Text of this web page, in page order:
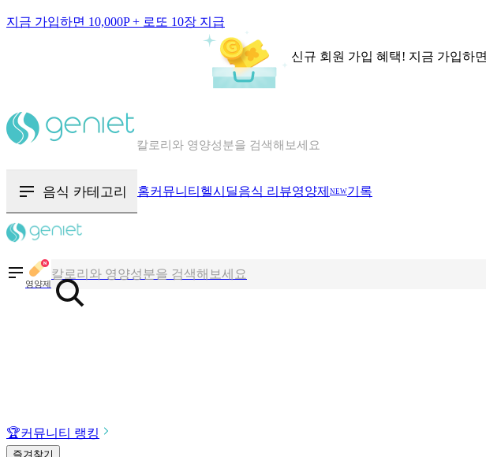
지금 가입하면 10,000P + 로또 10장 지급
신규 회원 가입 혜택! 지금 가입하면
칼로리와 영양성분을 검색해보세요
음식 카테고리 홈커뮤니티 헬시딜음식 리뷰영양제 NEW기록
영양제
칼로리와 영양성분을 검색해보세요
혈당 · 다이어트 음식 검색해보세요
🏆커뮤니티 랭킹
즐겨찾기